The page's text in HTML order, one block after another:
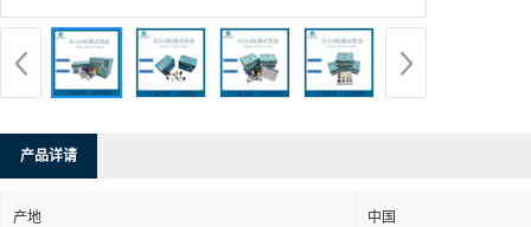
产品详请
产地 中国